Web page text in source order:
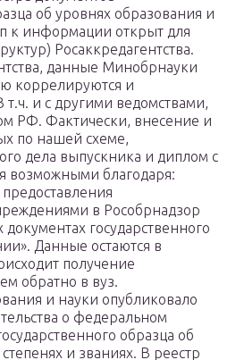
об уровнях образования и
к информации открыт для
Росаккредагентства.
данные Минобрнауки
коррелируются и
и с другими ведомствами,
РФ. Фактически, внесение и
по нашей схеме,
дела выпускника и диплом с
возможными благодаря:
в Рособрнадзор
государственного
Данные остаются в
получение
обратно в вуз.
и науки опубликовало
о федеральном
образца об
и званиях. В реестр